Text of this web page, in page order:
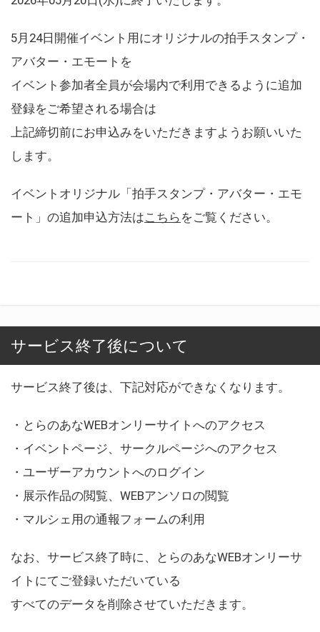
5月24日開催イベント用にオリジナルの拍手スタンプ・
アバター・エモートを
イベント参加者全員が会場内で利用できるように追加
登録をご希望される場合は
上記締切前にお申込みをいただきますようお願いいた
します。
イベントオリジナル「拍手スタンプ・アバター・エモ
ート」の追加申込方法はこちら をご覧ください。
サービス終了後について
サービス終了後は、下記対応ができなくなります。
・とらのあなWEBオンリーサイトへのアクセス
・イベントページ、サークルページへのアクセス
・ユーザーアカウントへのログイン
・展示作品の閲覧、WEBアンソロの閲覧
・マルシェ用の通報フォームの利用
なお、サービス終了時に、とらのあなWEBオンリーサ
イトにてご登録いただいている
すべてのデータを削除させていただきます。